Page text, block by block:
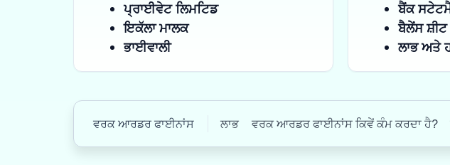
ਪ੍ਰਾਈਵੇਟ ਲਿਮਟਿਡ
ਇਕੱਲਾ ਮਾਲਕ
ਭਾਈਵਾਲੀ
ਬੈਂਕ
ਬੈਲੇਂਸ ਸ਼ੀਟ
ਲਾਭ ਅਤੇ
ਵਰਕ ਆਰਡਰ ਫਾਈਨਾਂਸ ਲਾਭ ਵਰਕ ਆਰਡਰ ਫਾਈਨਾਂਸ ਕਿਵੇਂ ਕੰਮ ਕਰਦਾ ਹੈ?